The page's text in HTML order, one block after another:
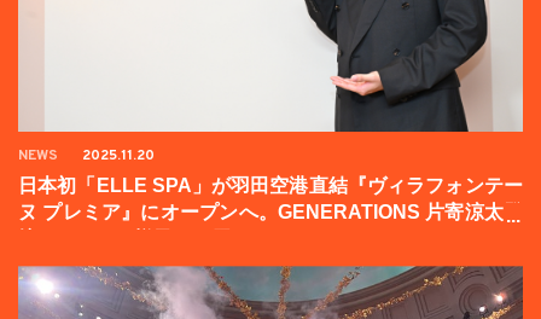
NEWS 2025.11.20
日本初「ELLE SPA」が羽田空港直結『ヴィラフォンテー
ヌ プレミア』にオープンへ。GENERATIONS 片寄涼太登